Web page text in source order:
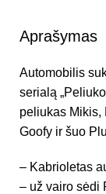
Aprašymas
Automobilis
serialą
peliukas Mikis,
Goofy ir šuo
– Kabrioletas
– už vairo sėdi